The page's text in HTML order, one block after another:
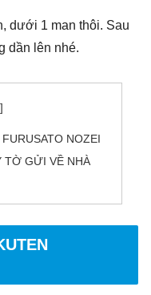
dưới 1 man thôi. Sau
dần lên nhé.
NOZEI
TỜ GỬI VỀ NHÀ